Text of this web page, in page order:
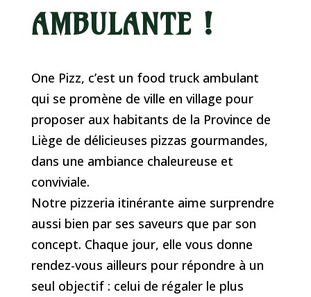
AMBULANTE !
One Pizz, c’est un food truck ambulant
qui se promène de ville en village pour
proposer aux habitants de la Province de
Liège de délicieuses pizzas gourmandes,
dans une ambiance chaleureuse et
conviviale.
Notre pizzeria itinérante aime surprendre
aussi bien par ses saveurs que par son
concept. Chaque jour, elle vous donne
rendez-vous ailleurs pour répondre à un
seul objectif : celui de régaler le plus